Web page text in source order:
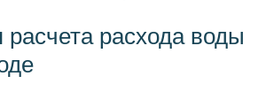
расхода воды